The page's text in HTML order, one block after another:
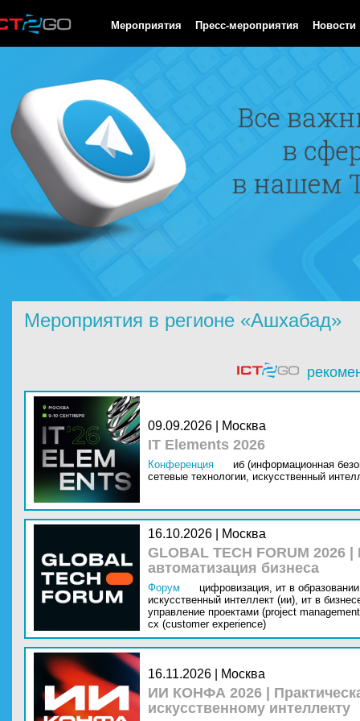
Мероприятия Пресс-мероприятия Новости
Мероприятия в регионе «Ашхабад»
09.09.2026 | Москва
IT Elements 2026
Конференция
иб (информационная
сетевые технологии, искусственный
16.10.2026 | Москва
GLOBAL TECH FORUM
автоматизация бизнеса
Форум цифровизация, ит в
искусственный интеллект (ии), ит в
управление проектами (project
cx (customer experience)
16.11.2026 | Москва
ИИ КОНФА 2026 |
искусственному интеллекту